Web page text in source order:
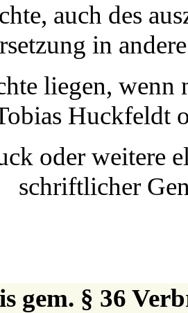
auch des
in
liegen, wenn
Huckfeldt
oder weitere
schriftlicher
gem. § 36